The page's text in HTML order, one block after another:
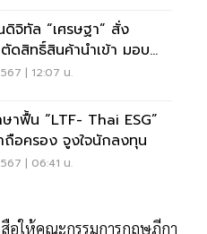
ดิจิทัล “เศรษฐา” สั่ง
ดสิทธิ์สินค้านำเข้า มอบ
สรุป| 12:07 น.
าฟื้น “LTF- Thai ESG”
ถือครอง จูงใจนักลงทุน
| 06:41 น.
อให้คณะกรรมการกฤษฎีกา